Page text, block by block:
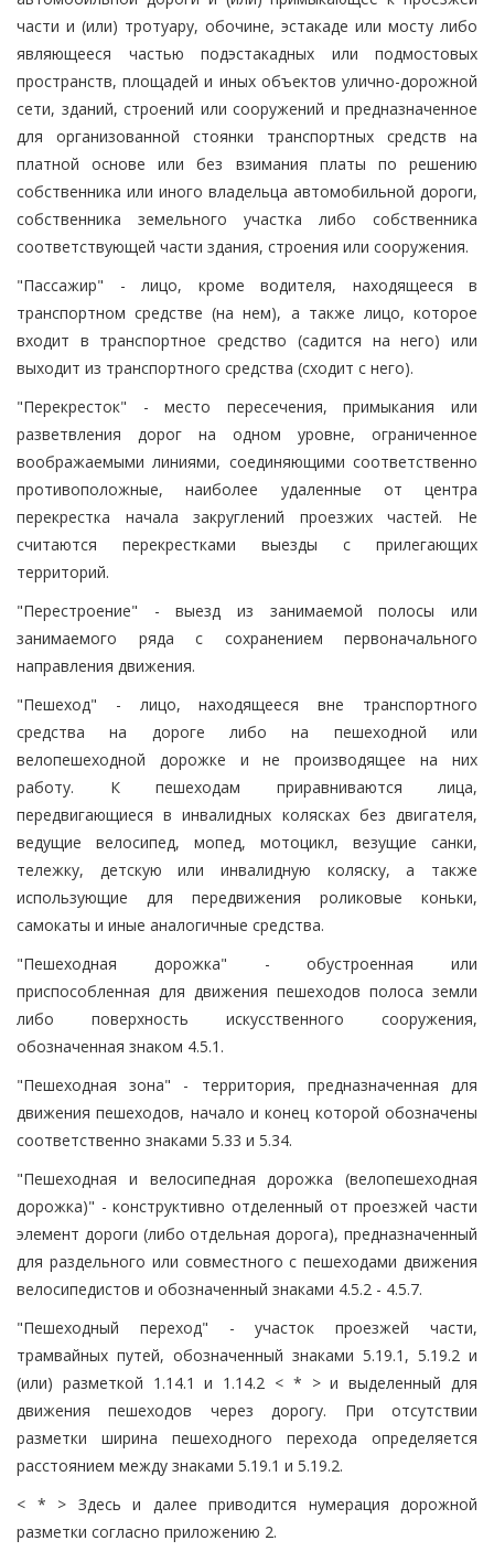
части и (или) тротуару, обочине, эстакаде или мосту либо
являющееся частью подэстакадных или подмостовых
пространств, площадей и иных объектов улично-дорожной
сети, зданий, строений или сооружений и предназначенное
для организованной стоянки транспортных средств на
платной основе или без взимания платы по решению
собственника или иного владельца автомобильной дороги,
собственника земельного участка либо собственника
соответствующей части здания, строения или сооружения.
"Пассажир" - лицо, кроме водителя, находящееся в
транспортном средстве (на нем), а также лицо, которое
входит в транспортное средство (садится на него) или
выходит из транспортного средства (сходит с него).
"Перекресток" - место пересечения, примыкания или
разветвления дорог на одном уровне, ограниченное
воображаемыми линиями, соединяющими соответственно
противоположные, наиболее удаленные от центра
перекрестка начала закруглений проезжих частей. Не
считаются перекрестками выезды с прилегающих
территорий.
"Перестроение" - выезд из занимаемой полосы или
занимаемого ряда с сохранением первоначального
направления движения.
"Пешеход" - лицо, находящееся вне транспортного
средства на дороге либо на пешеходной или
велопешеходной дорожке и не производящее на них
работу. К пешеходам приравниваются лица,
передвигающиеся в инвалидных колясках без двигателя,
ведущие велосипед, мопед, мотоцикл, везущие санки,
тележку, детскую или инвалидную коляску, а также
использующие для передвижения роликовые коньки,
самокаты и иные аналогичные средства.
"Пешеходная дорожка" - обустроенная или
приспособленная для движения пешеходов полоса земли
либо поверхность искусственного сооружения,
обозначенная знаком 4.5.1.
"Пешеходная зона" - территория, предназначенная для
движения пешеходов, начало и конец которой обозначены
соответственно знаками 5.33 и 5.34.
"Пешеходная и велосипедная дорожка (велопешеходная
дорожка)" - конструктивно отделенный от проезжей части
элемент дороги (либо отдельная дорога), предназначенный
для раздельного или совместного с пешеходами движения
велосипедистов и обозначенный знаками 4.5.2 - 4.5.7.
"Пешеходный переход" - участок проезжей части,
трамвайных путей, обозначенный знаками 5.19.1, 5.19.2 и
(или) разметкой 1.14.1 и 1.14.2 < * > и выделенный для
движения пешеходов через дорогу. При отсутствии
разметки ширина пешеходного перехода определяется
расстоянием между знаками 5.19.1 и 5.19.2.
< * > Здесь и далее приводится нумерация дорожной
разметки согласно приложению 2.